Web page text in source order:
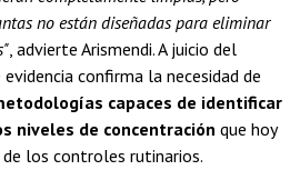
no están diseñadas para eliminar
, advierte Arismendi. A juicio del
confirma la necesidad de
capaces de identificar
niveles de concentración que hoy
los controles rutinarios.